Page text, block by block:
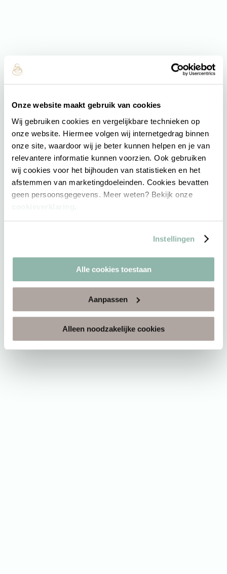
Onze website maakt gebruik van cookies
Wij gebruiken cookies en vergelijkbare technieken op
onze website. Hiermee volgen wij internetgedrag binnen
onze site, waardoor wij je beter kunnen helpen en je van
relevantere informatie kunnen voorzien. Ook gebruiken
wij cookies voor het bijhouden van statistieken en het
afstemmen van marketingdoeleinden. Cookies bevatten
geen persoonsgegevens. Meer weten? Bekijk onze
.
Instellingen
Alle cookies toestaan
Aanpassen
Alleen noodzakelijke cookies